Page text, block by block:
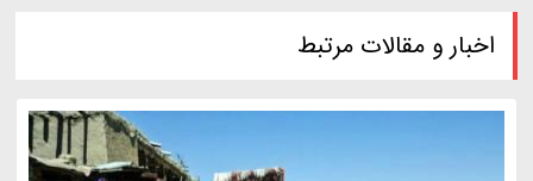
اخبار و مقالات مرتبط